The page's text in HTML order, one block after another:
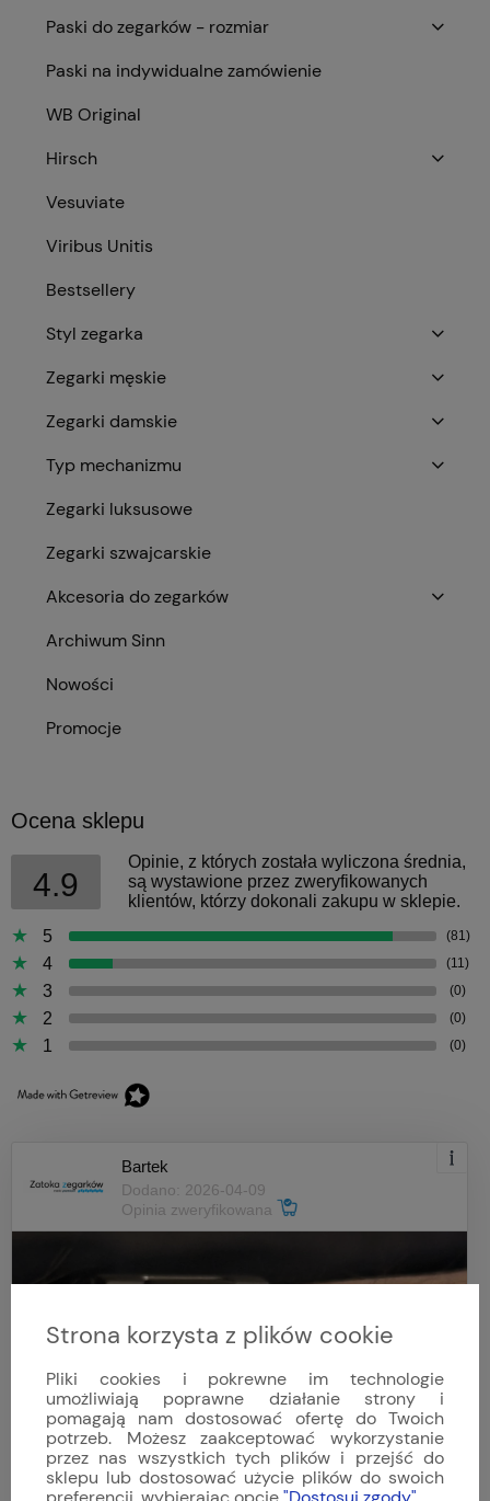
Paski do zegarków - rozmiar
Paski na indywidualne zamówienie
WB Original
Hirsch
Vesuviate
Viribus Unitis
Bestsellery
Styl zegarka
Zegarki męskie
Zegarki damskie
Typ mechanizmu
Zegarki luksusowe
Zegarki szwajcarskie
Akcesoria do zegarków
Archiwum Sinn
Nowości
Promocje
Ocena sklepu
4.9
Opinie, z których została wyliczona średnia,
są wystawione przez zweryfikowanych
klientów, którzy dokonali zakupu w sklepie.
5
(81)
4 (11)
3 (0)
2 (0)
1 (0)
Bartek
Dodano: 2026-04-09
Opinia zweryfikowana
Strona korzysta z plików cookie
Pliki cookies i pokrewne im technologie
umożliwiają poprawne działanie strony i
pomagają nam dostosować ofertę do Twoich
potrzeb. Możesz zaakceptować wykorzystanie
przez nas wszystkich tych plików i przejść do
sklepu lub dostosować użycie plików do swoich